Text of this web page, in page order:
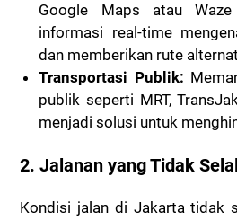
Google Maps atau
informasi real-time
dan memberikan rute
Transportasi Publik:
publik seperti MRT,
menjadi solusi untuk
2. Jalanan yang Tidak
Kondisi jalan di Jakarta tidak